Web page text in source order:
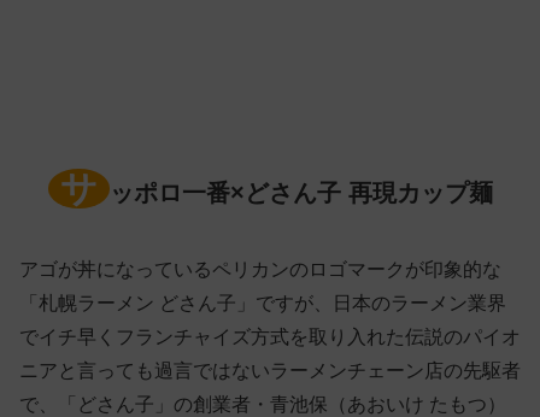
サ ッポロ一番×どさん子 再現カップ麺
アゴが丼になっているペリカンのロゴマークが印象的な
「札幌ラーメン どさん子」ですが、日本のラーメン業界
でイチ早くフランチャイズ方式を取り入れた伝説のパイオ
ニアと言っても過言ではないラーメンチェーン店の先駆者
で、「どさん子」の創業者・青池保（あおいけ たもつ）